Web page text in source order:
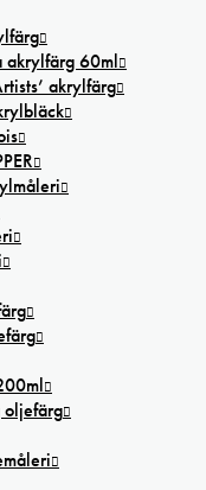
60ml
akrylfärg
oljefärg